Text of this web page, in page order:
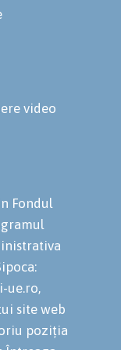
video
Fondul
ue.ro,
site web
poziția